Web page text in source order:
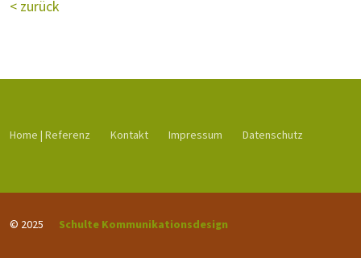
< zurück
Home | Referenz Kontakt Impressum Datenschutz
© 2025 Schulte Kommunikationsdesign